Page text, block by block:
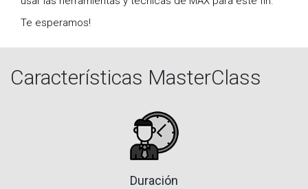
Te esperamos!
Características MasterClass
Duración